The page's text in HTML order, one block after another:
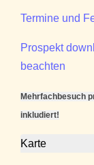
Termine und
Prospekt
beachten
Mehrfachbesuch
inkludiert!
Karte